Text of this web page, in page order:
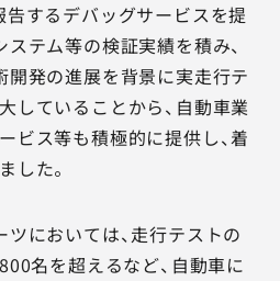
見積・お問い合わせ
い合わせ専用番号
4864
日9:30〜18:00）
連絡は03-5333-1246
告するデバッグサービスを提
テム等の検証実績を積み、
開発の進展を背景に実走行テ
していることから、自動車業
ビス等も積極的に提供し、着
した。
ツにおいては、走行テストの
名を超えるなど、自動車に